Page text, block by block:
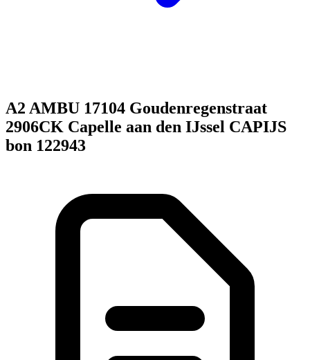
A2 AMBU 17104 Goudenregenstraat
2906CK Capelle aan den IJssel CAPIJS
bon 122943